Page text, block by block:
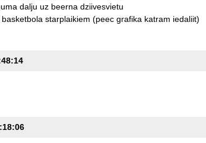
dalju uz beerna dziivesvietu
basketbola starplaikiem (peec grafika katram iedaliit)